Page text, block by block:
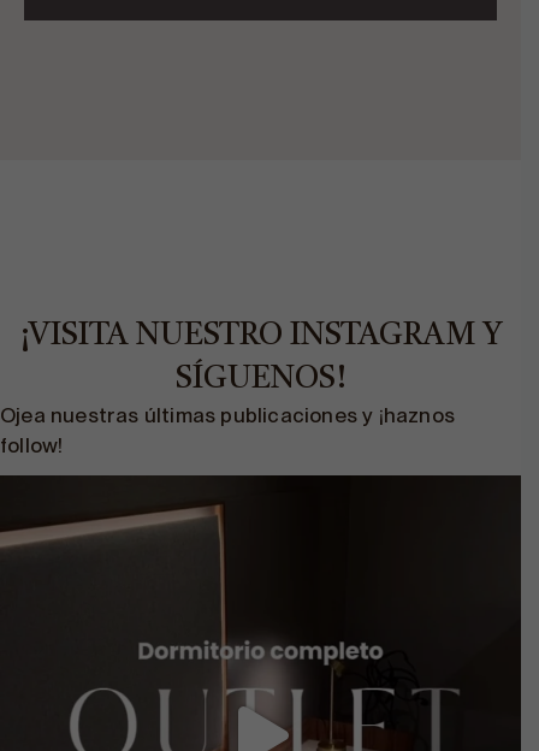
¡VISITA NUESTRO INSTAGRAM Y
SÍGUENOS!
Ojea nuestras últimas publicaciones y ¡haznos
follow!